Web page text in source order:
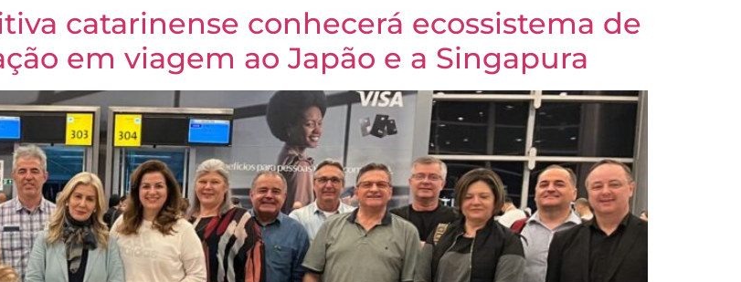
catarinense conhecerá ecossistema de
em viagem ao Japão e a Singapura